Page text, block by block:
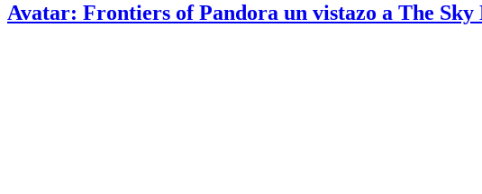
Avatar: Frontiers of Pandora un vistazo a The